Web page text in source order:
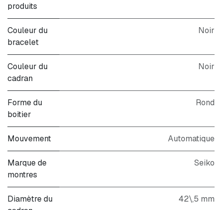
produits
Couleur du
bracelet
Noir
Couleur du
cadran
Noir
Forme du
boitier
Rond
Mouvement Automatique
Marque de
montres
Seiko
Diamètre du
42\,5 mm